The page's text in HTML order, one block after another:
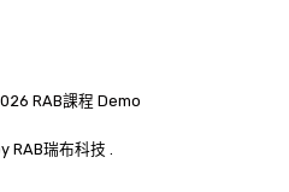
RAB課程 Demo
RAB瑞布科技 .